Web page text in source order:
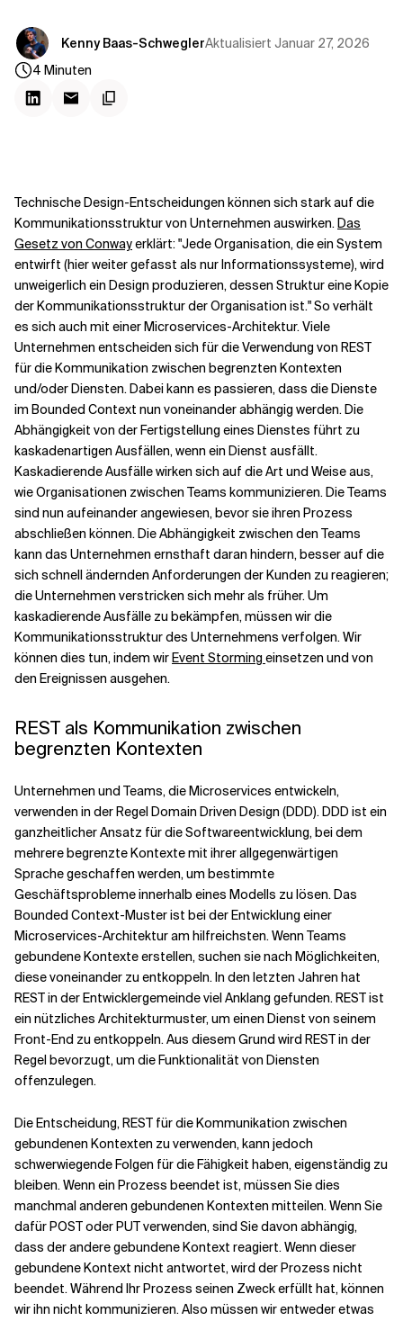
Verwandte Themen
Kenny Baas-SchweglerAktualisiert Januar 27, 2026
4 Minuten
Technische Design-Entscheidungen können sich stark auf die
Kommunikationsstruktur von Unternehmen auswirken.Das
Gesetz von Conwayerklärt: "Jede Organisation, die ein System
entwirft (hier weiter gefasst als nur Informationssysteme), wird
unweigerlich ein Design produzieren, dessen Struktur eine Kopie
der Kommunikationsstruktur der Organisation ist." So verhält
es sich auch mit einer Microservices-Architektur. Viele
Unternehmen entscheiden sich für die Verwendung von REST
für die Kommunikation zwischen begrenzten Kontexten
und/oder Diensten. Dabei kann es passieren, dass die Dienste
im Bounded Context nun voneinander abhängig werden. Die
Abhängigkeit von der Fertigstellung eines Dienstes führt zu
kaskadenartigen Ausfällen, wenn ein Dienst ausfällt.
Kaskadierende Ausfälle wirken sich auf die Art und Weise aus,
wie Organisationen zwischen Teams kommunizieren. Die Teams
sind nun aufeinander angewiesen, bevor sie ihren Prozess
abschließen können. Die Abhängigkeit zwischen den Teams
kann das Unternehmen ernsthaft daran hindern, besser auf die
sich schnell ändernden Anforderungen der Kunden zu reagieren;
die Unternehmen verstricken sich mehr als früher. Um
kaskadierende Ausfälle zu bekämpfen, müssen wir die
Kommunikationsstruktur des Unternehmens verfolgen. Wir
können dies tun, indem wirEvent Storming einsetzen und von
den Ereignissen ausgehen.
REST als Kommunikation zwischen
begrenzten Kontexten
Unternehmen und Teams, die Microservices entwickeln,
verwenden in der Regel Domain Driven Design (DDD). DDD ist ein
ganzheitlicher Ansatz für die Softwareentwicklung, bei dem
mehrere begrenzte Kontexte mit ihrer allgegenwärtigen
Sprache geschaffen werden, um bestimmte
Geschäftsprobleme innerhalb eines Modells zu lösen. Das
Bounded Context-Muster ist bei der Entwicklung einer
Microservices-Architektur am hilfreichsten. Wenn Teams
gebundene Kontexte erstellen, suchen sie nach Möglichkeiten,
diese voneinander zu entkoppeln. In den letzten Jahren hat
REST in der Entwicklergemeinde viel Anklang gefunden. REST ist
ein nützliches Architekturmuster, um einen Dienst von seinem
Front-End zu entkoppeln. Aus diesem Grund wird REST in der
Regel bevorzugt, um die Funktionalität von Diensten
offenzulegen.
Die Entscheidung, REST für die Kommunikation zwischen
gebundenen Kontexten zu verwenden, kann jedoch
schwerwiegende Folgen für die Fähigkeit haben, eigenständig zu
bleiben. Wenn ein Prozess beendet ist, müssen Sie dies
manchmal anderen gebundenen Kontexten mitteilen. Wenn Sie
dafür POST oder PUT verwenden, sind Sie davon abhängig,
dass der andere gebundene Kontext reagiert. Wenn dieser
gebundene Kontext nicht antwortet, wird der Prozess nicht
beendet. Während Ihr Prozess seinen Zweck erfüllt hat, können
wir ihn nicht kommunizieren. Also müssen wir entweder etwas